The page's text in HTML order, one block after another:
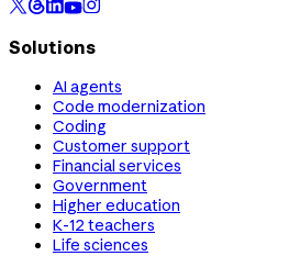
Solutions
AI agents
Code modernization
Coding
Customer support
Financial services
Government
Higher education
K-12 teachers
Life sciences